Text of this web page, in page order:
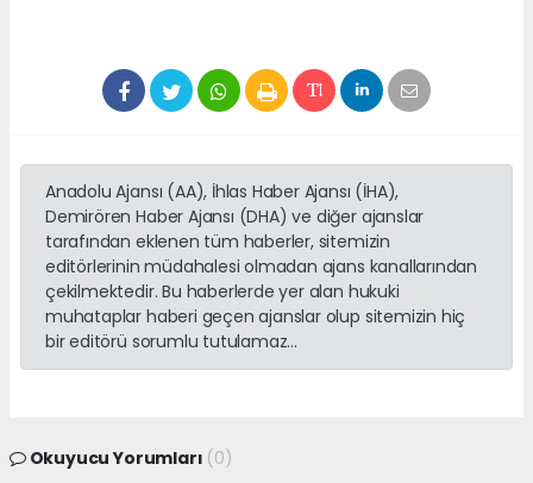
Anadolu Ajansı (AA), İhlas Haber Ajansı (İHA),
Demirören Haber Ajansı (DHA) ve diğer ajanslar
tarafından eklenen tüm haberler, sitemizin
editörlerinin müdahalesi olmadan ajans kanallarından
çekilmektedir. Bu haberlerde yer alan hukuki
muhataplar haberi geçen ajanslar olup sitemizin hiç
bir editörü sorumlu tutulamaz...
Okuyucu Yorumları (0)